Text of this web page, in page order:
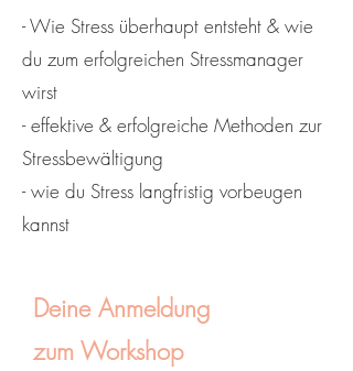
- Wie Stress überhaupt entsteht & wie
du zum erfolgreichen Stressmanager
wirst
- effektive & erfolgreiche Methoden zur
Stressbewältigung
- wie du Stress langfristig vorbeugen
kannst
Deine Anmeldung
zum Workshop